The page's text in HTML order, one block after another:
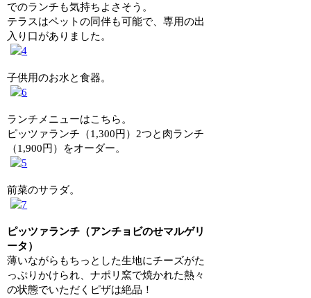
でのランチも気持ちよさそう。
テラスはペットの同伴も可能で、専用の出
入り口がありました。
子供用のお水と食器。
ランチメニューはこちら。
ピッツァランチ（1,300円）2つと肉ランチ
（1,900円）をオーダー。
前菜のサラダ。
ピッツァランチ（アンチョビのせマルゲリ
ータ）
薄いながらもちっとした生地にチーズがた
っぷりかけられ、ナポリ窯で焼かれた熱々
の状態でいただくピザは絶品！